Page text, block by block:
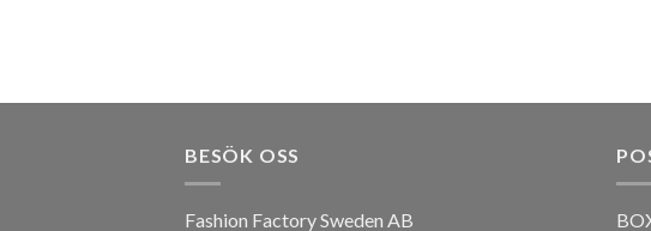
BESÖK OSS
Fashion Factory Sweden AB